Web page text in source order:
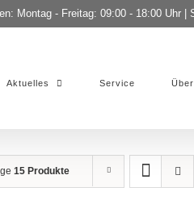
Montag - Freitag: 09:00 - 18:00 Uhr |
Aktuelles Service
15 Produkte